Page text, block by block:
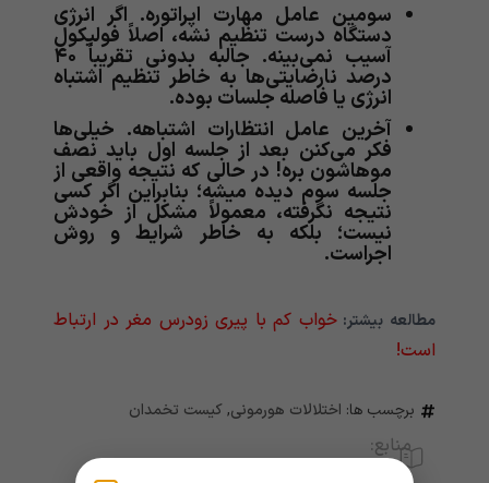
سومین عامل مهارت اپراتوره. اگر انرژی
دستگاه درست تنظیم نشه، اصلاً فولیکول
آسیب نمی‌بینه. جالبه بدونی تقریباً ۴۰
درصد نارضایتی‌ها به خاطر تنظیم اشتباه
انرژی یا فاصله جلسات بوده.
آخرین عامل انتظارات اشتباهه. خیلی‌ها
فکر می‌کنن بعد از جلسه اول باید نصف
موهاشون بره! در حالی که نتیجه واقعی از
جلسه سوم دیده میشه؛ بنابراین اگر کسی
نتیجه نگرفته، معمولاً مشکل از خودش
نیست؛ بلکه به خاطر شرایط و روش
اجراست.
مطالعه بیشتر:خواب کم با پیری زودرس مغر در ارتباط
است!
برچسب ها: اختلالات هورمونی, کیست تخمدان
منابع: